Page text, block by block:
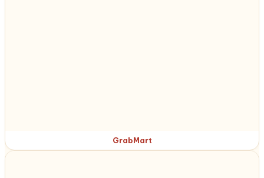
GrabMart